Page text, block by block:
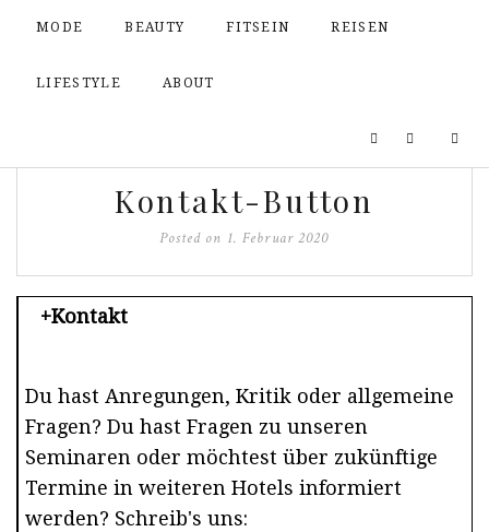
MODE BEAUTY FITSEIN REISEN
LIFESTYLE ABOUT
Kontakt-Button
Posted on 1. Februar 2020
+Kontakt
Du hast Anregungen, Kritik oder allgemeine
Fragen? Du hast Fragen zu unseren
Seminaren oder möchtest über zukünftige
Termine in weiteren Hotels informiert
werden? Schreib's uns: